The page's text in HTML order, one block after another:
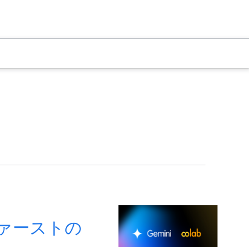
ーストの